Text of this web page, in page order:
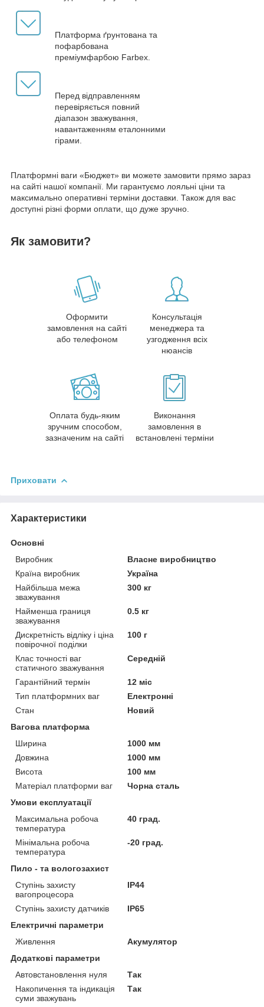
Платформа ґрунтована та
пофарбована
преміумфарбою Farbex.
Перед відправленням
перевіряється повний
діапазон зважування,
навантаженням еталонними
гірами.
Платформні ваги «Бюджет» ви можете замовити прямо зараз
на сайті нашої компанії. Ми гарантуємо лояльні ціни та
максимально оперативні терміни доставки. Також для вас
доступні різні форми оплати, що дуже зручно.
Як замовити?
Оформити
замовлення на сайті
або телефоном
Консультація
менеджера та
узгодження всіх
нюансів
Оплата будь-яким
зручним способом,
зазначеним на сайті
Виконання
замовлення в
встановлені терміни
Приховати
Характеристики
Основні
Виробник
Власне виробництво
Країна виробник
Україна
Найбільша межа
зважування
300 кг
Найменша границя
зважування
0.5 кг
Дискретність відліку і ціна
повірочної поділки
100 г
Клас точності ваг
статичного зважування
Середній
Гарантійний термін
12 міс
Тип платформних ваг
Електронні
Стан
Новий
Вагова платформа
Ширина
1000 мм
Довжина
1000 мм
Висота
100 мм
Матеріал платформи ваг
Чорна сталь
Умови експлуатації
Максимальна робоча
температура
40 град.
Мінімальна робоча
температура
-20 град.
Пило - та вологозахист
Ступінь захисту
вагопроцесора
IP44
Ступінь захисту датчиків
IP65
Електричні параметри
Живлення
Акумулятор
Додаткові параметри
Автовстановлення нуля
Так
Накопичення та індикація
суми зважувань
Так